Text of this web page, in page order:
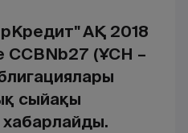
АҚ 2018
CCBNb27 (ҰСН –
сыйақы
хабарлайды.